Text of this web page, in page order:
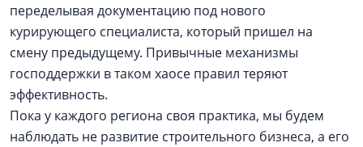
переделывая документацию под нового
курирующего специалиста, который пришел на
смену предыдущему. Привычные механизмы
господдержки в таком хаосе правил теряют
эффективность.
Пока у каждого региона своя практика, мы будем
наблюдать не развитие строительного бизнеса, а его